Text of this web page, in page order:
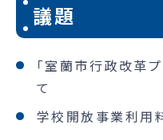
議題
「室蘭市行政改革
て
学校開放事業利用